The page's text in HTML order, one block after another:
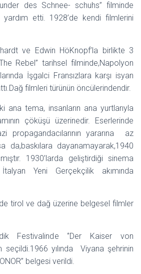
des Schnee- schuhs’’ filminde
yardım etti. 1928’de kendi filmlerini
ve Edwin HöKnopf’la birlikte 3
Rebel’’ tarihsel filminde,Napolyon
İşgalci Fransızlara karşı isyan
filmleri türünün öncülerindendir.
ana tema, insanların ana yurtlarıyla
çöküşü üzerinedir. Eserlerinde
propagandacılarının yararına az
da,baskılara dayanamayarak,1940
1930’larda geliştirdiği sinema
Yeni Gerçekçilik akımında
tirol ve dağ üzerine belgesel filmler
Festivalinde ‘’Der Kaiser von
seçildi.1966 yılında Viyana şehrinin
belgesi verildi.